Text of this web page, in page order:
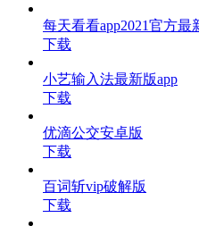
每天看看app2021官方最
下载
小艺输入法最新版app
下载
优滴公交安卓版
下载
百词斩vip破解版
下载